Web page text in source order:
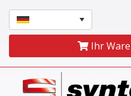
Ihr